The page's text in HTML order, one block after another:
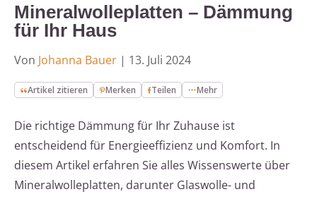
Mineralwolleplatten – Dämmung
für Ihr Haus
Von Johanna Bauer | 13. Juli 2024
Artikel zitieren Merken Teilen Mehr
Die richtige Dämmung für Ihr Zuhause ist
entscheidend für Energieeffizienz und Komfort. In
diesem Artikel erfahren Sie alles Wissenswerte über
Mineralwolleplatten, darunter Glaswolle- und